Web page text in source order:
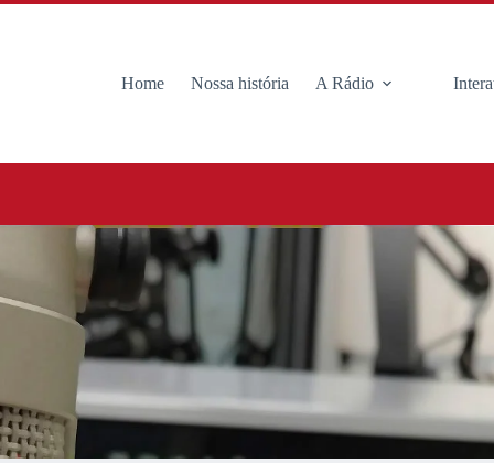
Home Nossa história A Rádio